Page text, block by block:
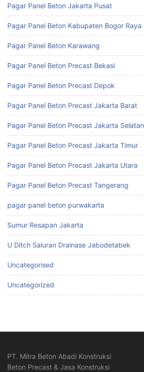
Pagar Panel Beton Jakarta Pusat
Pagar Panel Beton Kabupaten Bogor Raya
Pagar Panel Beton Karawang
Pagar Panel Beton Precast Bekasi
Pagar Panel Beton Precast Depok
Pagar Panel Beton Precast Jakarta Barat
Pagar Panel Beton Precast Jakarta Selatan
Pagar Panel Beton Precast Jakarta Timur
Pagar Panel Beton Precast Jakarta Utara
Pagar Panel Beton Precast Tangerang
pagar panel beton purwakarta
Sumur Resapan Jakarta
U Ditch Saluran Drainase Jabodetabek
Uncategorised
Uncategorized
PT. Mitra Beton Abadi Konstruksi
Beton Precast & Jasa Konstruksi